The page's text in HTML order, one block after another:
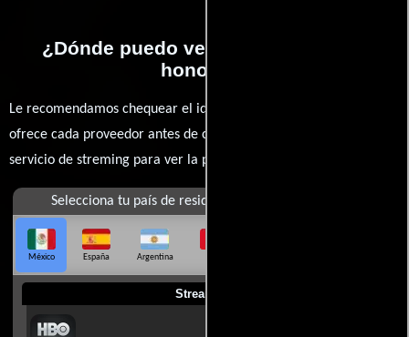
¿Dónde puedo ver la películas Con
honores?
Le recomendamos chequear el idioma, doblaje o subtítulos que
ofrece cada proveedor antes de comprar, alquilar o contratar un
servicio de streming para ver la películas.
Selecciona tu país de residencia
México España Argentina
Streaming